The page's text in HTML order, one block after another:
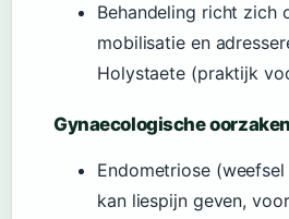
Behandeling richt zich
mobilisatie en
Holystaete (praktijk
Gynaecologische oorzaken
Endometriose
kan liespijn geven,